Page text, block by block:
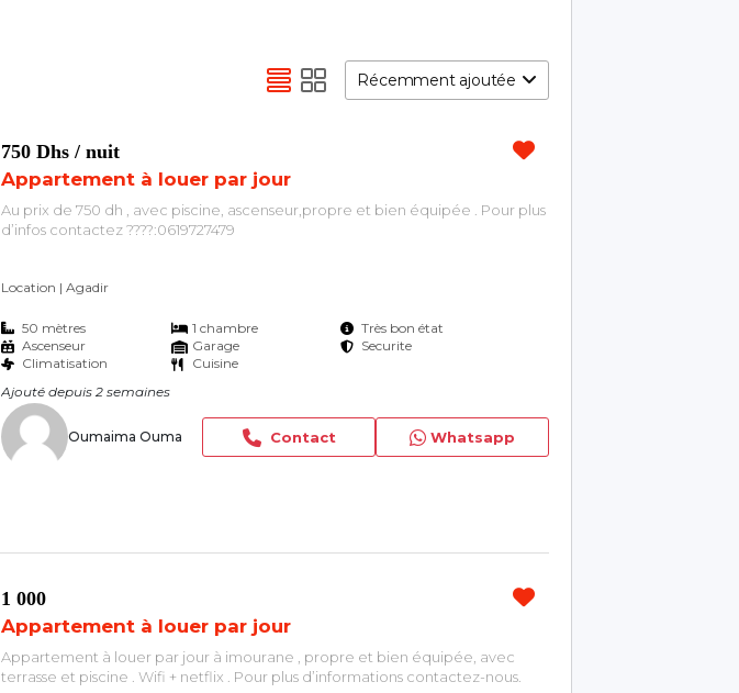
Récemment ajoutée
750 Dhs / nuit
Appartement à louer par jour
Au prix de 750 dh , avec piscine, ascenseur,propre et bien équipée . Pour plus
d’infos contactez ????:0619727479
Location | Agadir
50 mètres 1 chambre
Très bon état
Ascenseur
Garage
Securite
Climatisation
Cuisine
Oumaima Ouma Contact Whatsapp
Ajouté depuis 2 semaines
1 000
Appartement à louer par jour
Appartement à louer par jour à imourane , propre et bien équipée, avec
terrasse et piscine . Wifi + netflix . Pour plus d’informations contactez-nous.